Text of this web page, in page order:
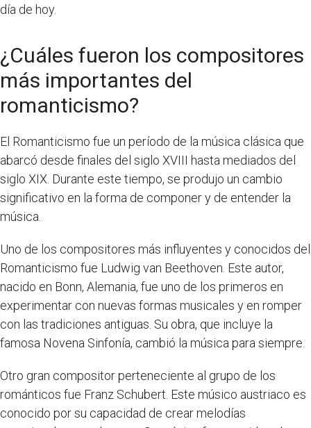
día de hoy.
¿Cuáles fueron los compositores
más importantes del
romanticismo?
El Romanticismo fue un período de la música clásica que
abarcó desde finales del siglo XVIII hasta mediados del
siglo XIX. Durante este tiempo, se produjo un cambio
significativo en la forma de componer y de entender la
música.
Uno de los compositores más influyentes y conocidos del
Romanticismo fue Ludwig van Beethoven. Este autor,
nacido en Bonn, Alemania, fue uno de los primeros en
experimentar con nuevas formas musicales y en romper
con las tradiciones antiguas. Su obra, que incluye la
famosa Novena Sinfonía, cambió la música para siempre.
Otro gran compositor perteneciente al grupo de los
románticos fue Franz Schubert. Este músico austriaco es
conocido por su capacidad de crear melodías